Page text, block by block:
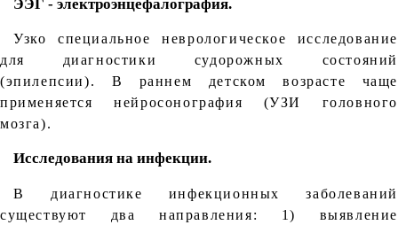
ЭЭГ - электроэнцефалография.
Узко специальное неврологическое исследование
для диагностики судорожных состояний
(эпилепсии). В раннем детском возрасте чаще
применяется нейросонография (УЗИ головного
мозга).
Исследования на инфекции.
В диагностике инфекционных заболеваний
существуют два направления: 1) выявление